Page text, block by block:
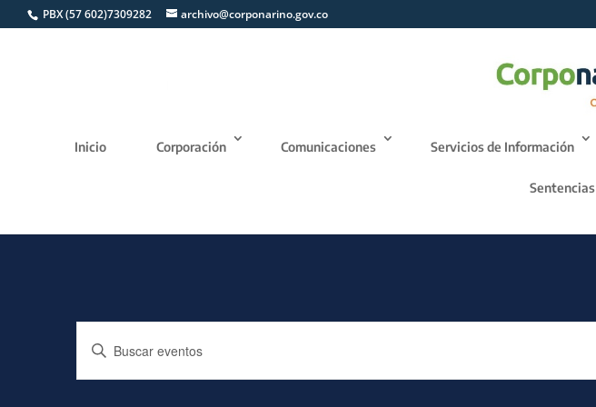
PBX (57 602)7309282 archivo@corponarino.gov.co
Inicio Corporación Comunicaciones Servicios de Información
Sentencias
Navegación
de
búsqueda
Introduce
palabra